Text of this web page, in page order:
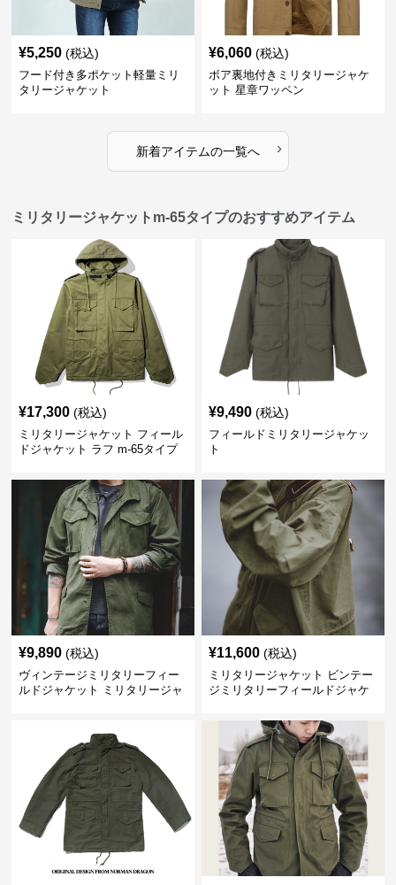
¥5,250 (税込)
フード付き多ポケット軽量ミリ
タリージャケット
¥6,060 (税込)
ボア裏地付きミリタリージャケ
ット 星章ワッペン
新着アイテムの一覧へ ›
ミリタリージャケットm-65タイプのおすすめアイテム
¥17,300 (税込)
ミリタリージャケット フィール
ドジャケット ラフ m-65タイプ
¥9,490 (税込)
フィールドミリタリージャケッ
ト
¥9,890 (税込)
ヴィンテージミリタリーフィー
ルドジャケット ミリタリージャ
¥11,600 (税込)
ミリタリージャケット ビンテー
ジミリタリーフィールドジャケ